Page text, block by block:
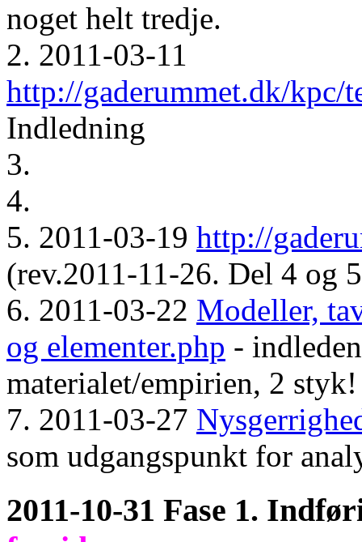
noget helt tredje.
2. 2011-03-11
http://gaderummet.dk/kpc/
Indledning
3.
4.
5. 2011-03-19 http://
(rev.2011-11-26. Del 4 og
6. 2011-03-22 Modeller,
og elementer.php -
materialet/empirien, 2 styk!
7. 2011-03-27
som udgangspunkt for
2011-10-31 Fase 1.